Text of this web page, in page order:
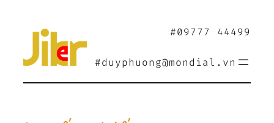
dung
#09777 44499
#duyphuong@mondial.vn